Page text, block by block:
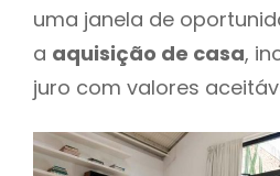
uma janela de
a aquisição de casa,
juro com valores